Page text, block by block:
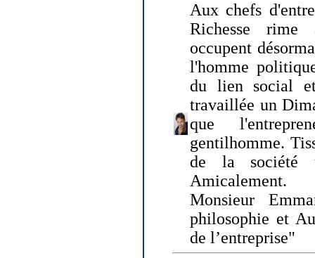
Aux chefs
Richesse rime
occupent
l'homme
du lien social
travaillée un
que
gentilhomme.
de la société
Amicalement.
Monsieur
philosophie et
de l’entreprise"